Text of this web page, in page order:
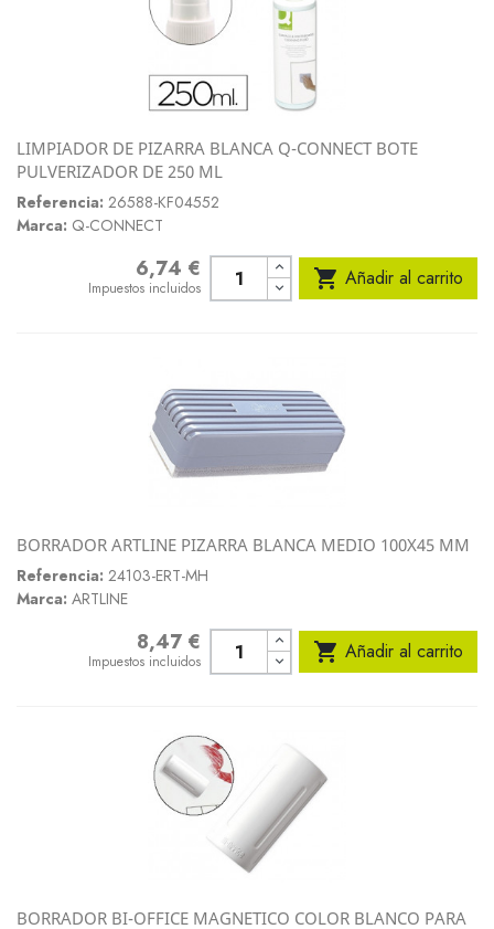
LIMPIADOR DE PIZARRA BLANCA Q-CONNECT BOTE
PULVERIZADOR DE 250 ML
Referencia: 26588-KF04552
Marca: Q-CONNECT
6,74 €
Impuestos incluidos  Añadir al carrito
BORRADOR ARTLINE PIZARRA BLANCA MEDIO 100X45 MM
Referencia: 24103-ERT-MH
Marca: ARTLINE
8,47 €
Impuestos incluidos  Añadir al carrito
BORRADOR BI-OFFICE MAGNETICO COLOR BLANCO PARA